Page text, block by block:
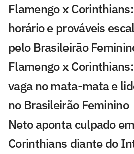
Flamengo x
horário e prováveis
pelo Brasileirão
Flamengo x
vaga no mata-mata e
no Brasileirão Feminino
Neto aponta culpado
Corinthians diante do